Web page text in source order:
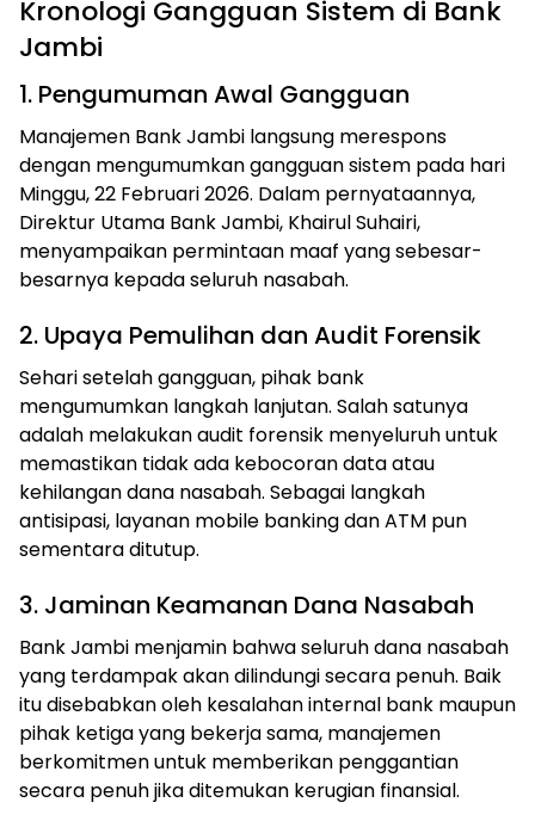
Kronologi Gangguan Sistem di Bank
Jambi
1. Pengumuman Awal Gangguan
Manajemen Bank Jambi langsung merespons
dengan mengumumkan gangguan sistem pada hari
Minggu, 22 Februari 2026. Dalam pernyataannya,
Direktur Utama Bank Jambi, Khairul Suhairi,
menyampaikan permintaan maaf yang sebesar-
besarnya kepada seluruh nasabah.
2. Upaya Pemulihan dan Audit Forensik
Sehari setelah gangguan, pihak bank
mengumumkan langkah lanjutan. Salah satunya
adalah melakukan audit forensik menyeluruh untuk
memastikan tidak ada kebocoran data atau
kehilangan dana nasabah. Sebagai langkah
antisipasi, layanan mobile banking dan ATM pun
sementara ditutup.
3. Jaminan Keamanan Dana Nasabah
Bank Jambi menjamin bahwa seluruh dana nasabah
yang terdampak akan dilindungi secara penuh. Baik
itu disebabkan oleh kesalahan internal bank maupun
pihak ketiga yang bekerja sama, manajemen
berkomitmen untuk memberikan penggantian
secara penuh jika ditemukan kerugian finansial.